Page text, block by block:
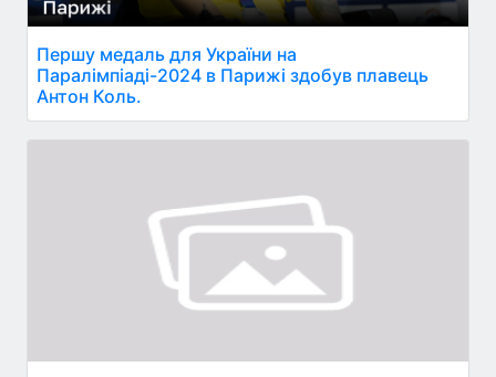
Першу медаль для України на
Паралімпіаді-2024 в Парижі здобув плавець
Антон Коль.